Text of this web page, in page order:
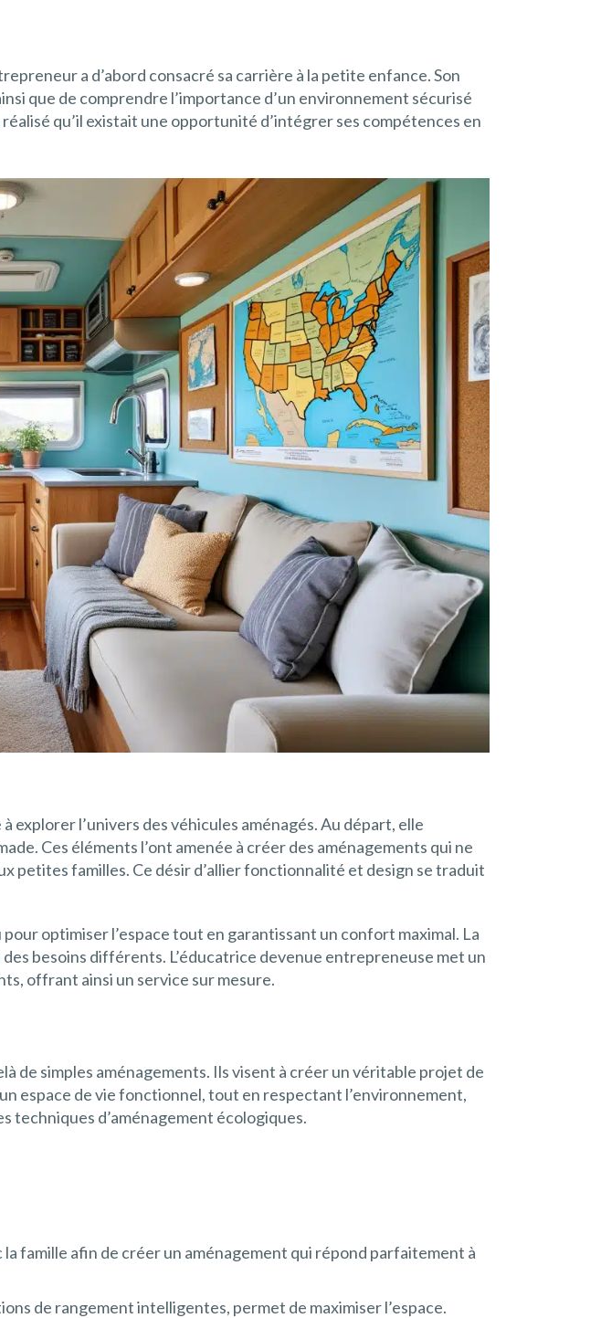
a d’abord consacré sa carrière à la petite enfance. Son
que de comprendre l’importance d’un environnement sécurisé
réalisé qu’il existait une opportunité d’intégrer ses compétences en
explorer l’univers des véhicules aménagés. Au départ, elle
Ces éléments l’ont amenée à créer des aménagements qui ne
petites familles. Ce désir d’allier fonctionnalité et design se traduit
optimiser l’espace tout en garantissant un confort maximal. La
besoins différents. L’éducatrice devenue entrepreneuse met un
offrant ainsi un service sur mesure.
simples aménagements. Ils visent à créer un véritable projet de
espace de vie fonctionnel, tout en respectant l’environnement,
techniques d’aménagement écologiques.
famille afin de créer un aménagement qui répond parfaitement à
de rangement intelligentes, permet de maximiser l’espace.